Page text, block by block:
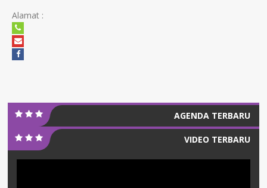
Alamat :
AGENDA TERBARU
VIDEO TERBARU